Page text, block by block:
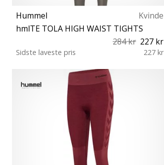
Hummel
Kvinde
hmlTE TOLA HIGH WAIST TIGHTS
284 kr 227 kr
Sidste laveste pris 227 kr
S XL